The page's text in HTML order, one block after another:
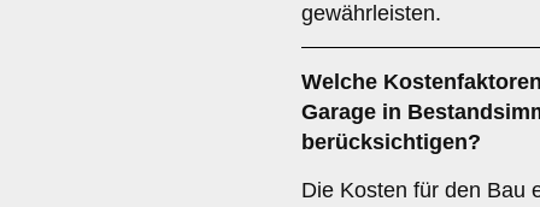
gewährleisten.
Welche
Garage in
berücksichtigen?
Die Kosten für den Bau